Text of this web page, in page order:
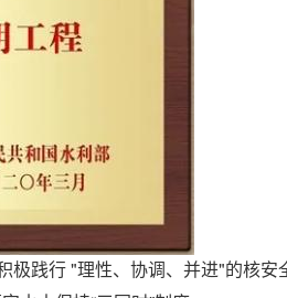
极践行 "理性、协调、并进"的核安